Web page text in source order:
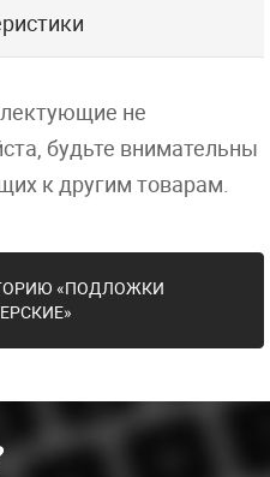
не
будьте внимательны
к другим товарам.
«ПОДЛОЖКИ